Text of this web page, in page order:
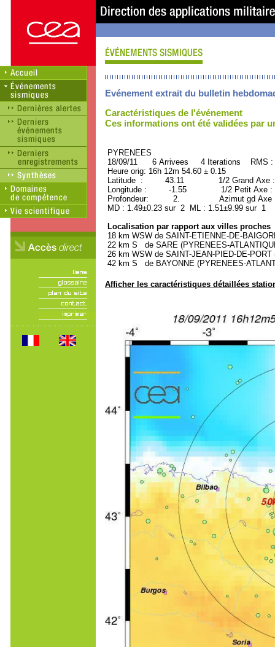
Evénement extrait du bulletin
Caractéristiques de l'événement
Ces informations ont été validées par
PYRENEES ORID :
18/09/11 6 Arrivees 4 Iterations RMS :
Heure orig: 16h 12m 54.60 ± 0.15
Latitude : 43.11 1/2 Grand Axe
Longitude : -1.55 1/2 Petit Axe :
Profondeur: 2. Azimut gd Axe :
MD : 1.49±0.23 sur 2 ML : 1.51±9.99 sur 1
Localisation par rapport aux villes proches
18 km WSW de SAINT-ETIENNE-DE-
22 km S de SARE (PYRENEES-
26 km WSW de SAINT-JEAN-PIED-DE-
42 km S de BAYONNE (PYRENEES-
Afficher les caractéristiques détaillées